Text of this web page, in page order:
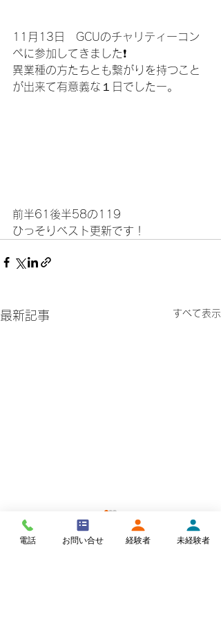
11月13日　GCUのチャリティーコン
ペに参加してきました❗
異業種の方たちとも繋がりを持つこと
が出来て有意義な１日でしたー。
前半61後半58の119
ひっそりベスト更新です！
最新記事 すべて表示
電話 お問い合せ 経験者 未経験者